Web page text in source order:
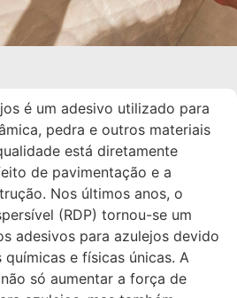
é um adesivo utilizado para
pedra e outros materiais
está diretamente
de pavimentação e a
Nos últimos anos, o
(RDP) tornou-se um
adesivos para azulejos devido
e físicas únicas. A
só aumentar a força de